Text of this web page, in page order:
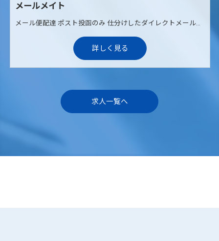
メールメイト
詳しく見る
求人一覧へ